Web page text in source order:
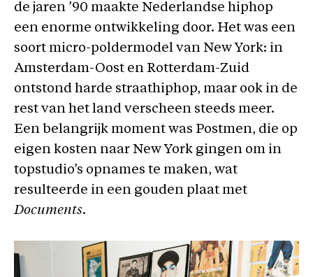
de jaren ’90 maakte Nederlandse hiphop
een enorme ontwikkeling door. Het was een
soort micro-poldermodel van New York: in
Amsterdam-Oost en Rotterdam-Zuid
ontstond harde straathiphop, maar ook in de
rest van het land verscheen steeds meer.
Een belangrijk moment was Postmen, die op
eigen kosten naar New York gingen om in
topstudio’s opnames te maken, wat
resulteerde in een gouden plaat met
Documents.